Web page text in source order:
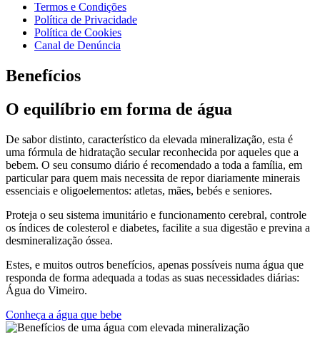
Termos e Condições
Política de Privacidade
Política de Cookies
Canal de Denúncia
Benefícios
O equilíbrio em forma de água
De sabor distinto, característico da elevada mineralização, esta é
uma fórmula de hidratação secular reconhecida por aqueles que a
bebem. O seu consumo diário é recomendado a toda a família, em
particular para quem mais necessita de repor diariamente minerais
essenciais e oligoelementos: atletas, mães, bebés e seniores.
Proteja o seu sistema imunitário e funcionamento cerebral, controle
os índices de colesterol e diabetes, facilite a sua digestão e previna a
desmineralização óssea.
Estes, e muitos outros benefícios, apenas possíveis numa água que
responda de forma adequada a todas as suas necessidades diárias:
Água do Vimeiro.
Conheça a água que bebe